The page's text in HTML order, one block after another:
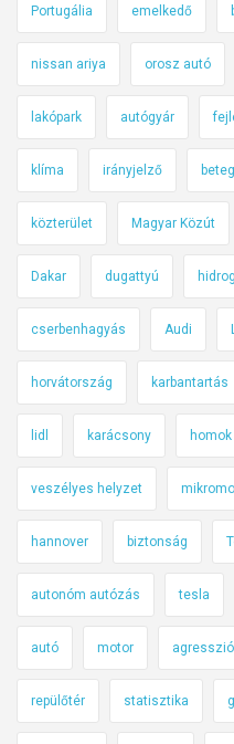
Portugália emelkedő
nissan ariya orosz autó
lakópark autógyár
klíma irányjelző
közterület Magyar Közút
Dakar dugattyú
cserbenhagyás Audi
horvátország karbantartás
lidl karácsony homok
veszélyes helyzet
hannover biztonság
autonóm autózás tesla
autó motor agresszió
repülőtér statisztika